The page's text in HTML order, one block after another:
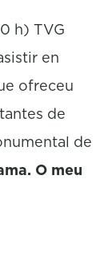
h) TVG
en
ofreceu
de
de
O meu